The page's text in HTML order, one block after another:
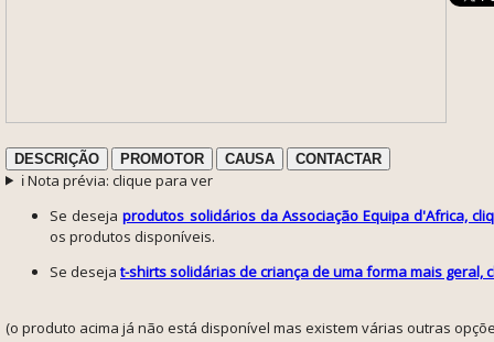
DESCRIÇÃO PROMOTOR CAUSA CONTACTAR
ℹ️ Nota prévia: clique para ver
Se desejaprodutos solidários da Associação Equipa d'Africa,
os produtos disponíveis.
Se desejat-shirts solidárias de criança de uma forma mais geral,
(o produto acima já não está disponível mas existem várias outras